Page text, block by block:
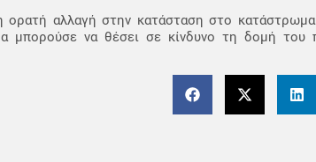
ορατή αλλαγή στην κατάσταση στο
μπορούσε να θέσει σε κίνδυνο τη δομή του